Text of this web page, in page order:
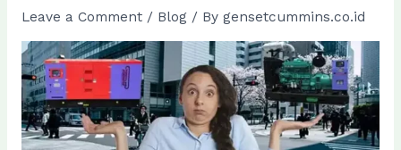
Leave a Comment / Blog/ By gensetcummins.co.id